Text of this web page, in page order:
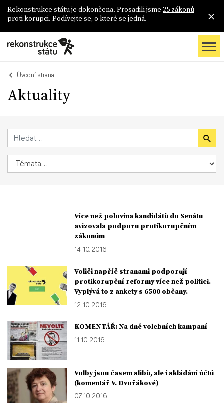
Rekonstrukce státu je dokončena. Prosadili jsme 25 zákonů
proti korupci. Podívejte se, o které se jedná.
Úvodní strana
Aktuality
Více než polovina kandidátů do Senátu
avizovala podporu protikorupčním
zákonům
14. 10. 2016
Voliči napříč stranami podporují
protikorupční reformy více než politici.
Vyplývá to z ankety s 6500 občany.
12. 10. 2016
KOMENTÁŘ: Na dně volebních kampaní
11. 10. 2016
Volby jsou časem slibů, ale i skládání účtů
(komentář V. Dvořákové)
07. 10. 2016